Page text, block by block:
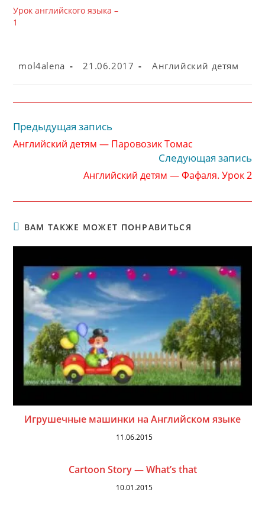
Урок английского языка –
1
Автор
mol4alena
Запись
21.06.2017
Рубрика
Английский детям
Читать
статьи
Предыдущая запись
Английский детям — Паровозик Томас
Следующая запись
Английский детям — Фафаля. Урок 2
ВАМ ТАКЖЕ МОЖЕТ ПОНРАВИТЬСЯ
Игрушечные машинки на Английском языке
11.06.2015
Cartoon Story — What’s that
10.01.2015